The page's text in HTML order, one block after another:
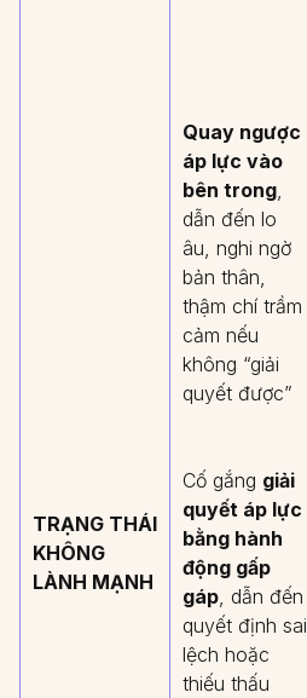
TRẠNG THÁI
KHÔNG
LÀNH MẠNH
Quay ngược
áp lực vào
bên trong,
dẫn đến lo
âu, nghi ngờ
bản thân,
thậm chí trầm
cảm nếu
không “giải
quyết được”
Cố gắng giải
quyết áp lực
bằng hành
động gấp
gáp, dẫn đến
quyết định sai
lệch hoặc
thiếu thấu